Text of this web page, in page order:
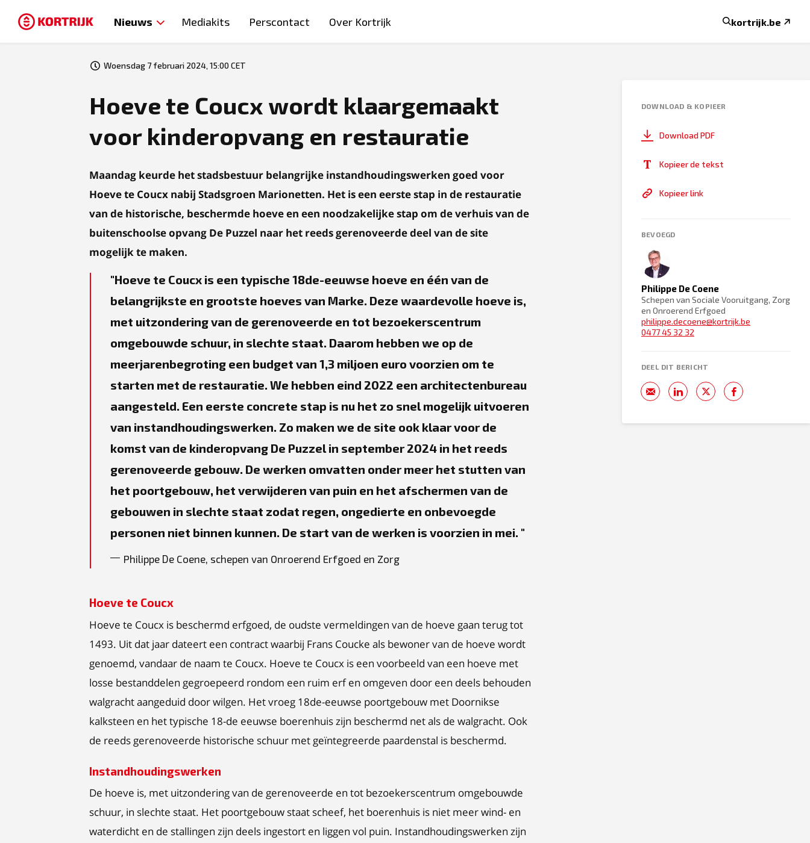
Nieuws Mediakits Perscontact Over Kortrijk kortrijk.be
Woensdag 7 februari 2024, 15:00 CET
Hoeve te Coucx wordt klaargemaakt
voor kinderopvang en restauratie
Maandag keurde het stadsbestuur belangrijke instandhoudingswerken goed voor
Hoeve te Coucx nabij Stadsgroen Marionetten. Het is een eerste stap in de restauratie
van de historische, beschermde hoeve en een noodzakelijke stap om de verhuis van de
buitenschoolse opvang De Puzzel naar het reeds gerenoveerde deel van de site
mogelijk te maken.
Hoeve te Coucx is een typische 18de-eeuwse hoeve en één van de
belangrijkste en grootste hoeves van Marke. Deze waardevolle hoeve is,
met uitzondering van de gerenoveerde en tot bezoekerscentrum
omgebouwde schuur, in slechte staat. Daarom hebben we op de
meerjarenbegroting een budget van 1,3 miljoen euro voorzien om te
starten met de restauratie. We hebben eind 2022 een architectenbureau
aangesteld. Een eerste concrete stap is nu het zo snel mogelijk uitvoeren
van instandhoudingswerken. Zo maken we de site ook klaar voor de
komst van de kinderopvang De Puzzel in september 2024 in het reeds
gerenoveerde gebouw. De werken omvatten onder meer het stutten van
het poortgebouw, het verwijderen van puin en het afschermen van de
gebouwen in slechte staat zodat regen, ongedierte en onbevoegde
personen niet binnen kunnen. De start van de werken is voorzien in mei.
Philippe De Coene, schepen van Onroerend Erfgoed en Zorg
Hoeve te Coucx
Hoeve te Coucx is beschermd erfgoed, de oudste vermeldingen van de hoeve gaan terug tot
1493. Uit dat jaar dateert een contract waarbij Frans Coucke als bewoner van de hoeve wordt
genoemd, vandaar de naam te Coucx. Hoeve te Coucx is een voorbeeld van een hoeve met
losse bestanddelen gegroepeerd rondom een ruim erf en omgeven door een deels behouden
walgracht aangeduid door wilgen. Het vroeg 18de-eeuwse poortgebouw met Doornikse
kalksteen en het typische 18-de eeuwse boerenhuis zijn beschermd net als de walgracht. Ook
de reeds gerenoveerde historische schuur met geïntegreerde paardenstal is beschermd.
Instandhoudingswerken
De hoeve is, met uitzondering van de gerenoveerde en tot bezoekerscentrum omgebouwde
schuur, in slechte staat. Het poortgebouw staat scheef, het boerenhuis is niet meer wind- en
waterdicht en de stallingen zijn deels ingestort en liggen vol puin. Instandhoudingswerken zijn
DOWNLOAD & KOPIEER
Download PDF
Kopieer de tekst
Kopieer link
BEVOEGD
Philippe De Coene
Schepen van Sociale Vooruitgang, Zorg
en Onroerend Erfgoed
philippe.decoene@kortrijk.be
0477 45 32 32
DEEL DIT BERICHT